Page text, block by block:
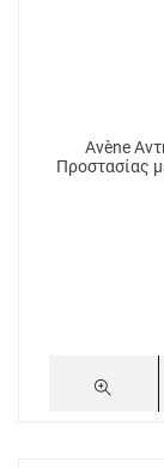
Avène
Προστασίας